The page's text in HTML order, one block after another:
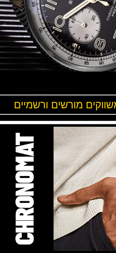
מורשים ורשמיים